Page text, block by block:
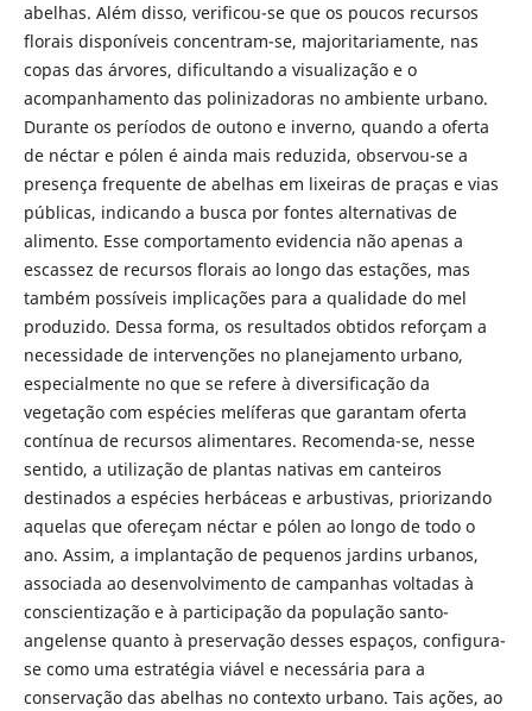
abelhas. Além disso, verificou-se que os poucos recursos
florais disponíveis concentram-se, majoritariamente, nas
copas das árvores, dificultando a visualização e o
acompanhamento das polinizadoras no ambiente urbano.
Durante os períodos de outono e inverno, quando a oferta
de néctar e pólen é ainda mais reduzida, observou-se a
presença frequente de abelhas em lixeiras de praças e vias
públicas, indicando a busca por fontes alternativas de
alimento. Esse comportamento evidencia não apenas a
escassez de recursos florais ao longo das estações, mas
também possíveis implicações para a qualidade do mel
produzido. Dessa forma, os resultados obtidos reforçam a
necessidade de intervenções no planejamento urbano,
especialmente no que se refere à diversificação da
vegetação com espécies melíferas que garantam oferta
contínua de recursos alimentares. Recomenda-se, nesse
sentido, a utilização de plantas nativas em canteiros
destinados a espécies herbáceas e arbustivas, priorizando
aquelas que ofereçam néctar e pólen ao longo de todo o
ano. Assim, a implantação de pequenos jardins urbanos,
associada ao desenvolvimento de campanhas voltadas à
conscientização e à participação da população santo-
angelense quanto à preservação desses espaços, configura-
se como uma estratégia viável e necessária para a
conservação das abelhas no contexto urbano. Tais ações, ao